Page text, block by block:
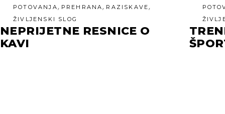
POTOVANJA, PREHRANA, RAZISKAVE,
ŽIVLJENSKI SLOG
NEPRIJETNE RESNICE O
KAVI